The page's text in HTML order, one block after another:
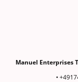
Manuel Enterprises
•